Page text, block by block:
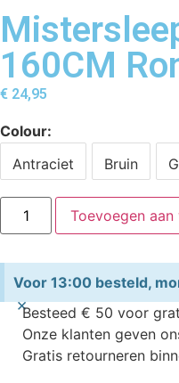
160CM
€ 24,95
Colour
Antraciet
Bruin
Toevoegen
Voor 13:00 besteld,
×Besteed € 50 voor
Onze klanten geven
Gratis retourneren